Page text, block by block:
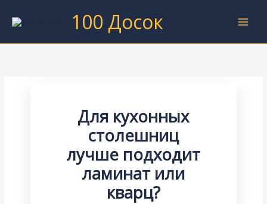
100 Досок
Для кухонных
столешниц
лучше подходит
ламинат или
кварц?